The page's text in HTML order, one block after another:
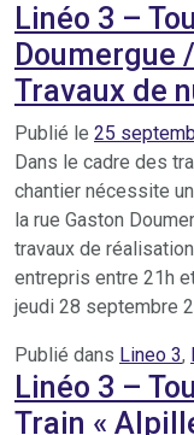
Linéo 3 –
Doumergue
Travaux de
Publié le 25
Dans le cadre des
chantier nécessite
la rue Gaston
travaux de
entrepris entre 21h
jeudi 28 septembre
Publié dans Lineo 3,
Linéo 3 –
Train «